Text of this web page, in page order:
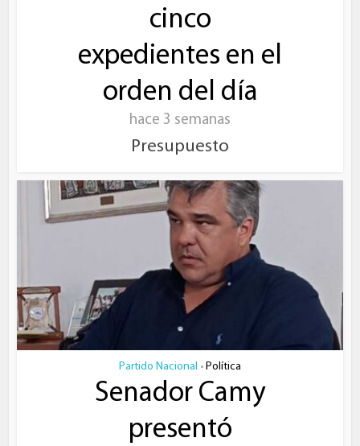
cinco
expedientes en el
orden del día
hace 3 semanas
Presupuesto
Partido Nacional • Política
Senador Camy
presentó